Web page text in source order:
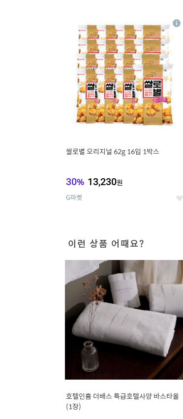
쌀로별 오리지널 62g 16입 1박스
30% 13,230원
G마켓 좋
상
이런 상품 어때요?
호텔인홈 더배스 특급호텔사양 바스타올
(1장)